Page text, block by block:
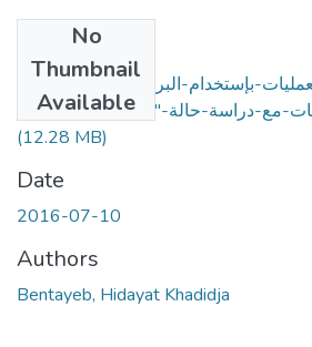
No
Thumbnail
Available
بإستخدام-البرمجة-بالأهداف-في-
(12.28 MB)
Date
2016-07-10
Authors
Bentayeb, Hidayat Khadidja